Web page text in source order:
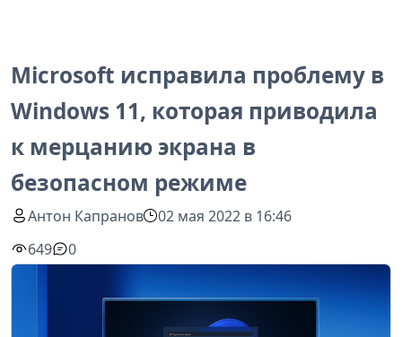
Microsoft исправила проблему в
Windows 11, которая приводила
к мерцанию экрана в
безопасном режиме
Антон Капранов
02 мая 2022 в 16:46
649
0